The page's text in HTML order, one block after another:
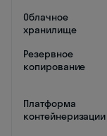
Облачное
хранилище
Резервное
копирование
Платформа
контейнеризации